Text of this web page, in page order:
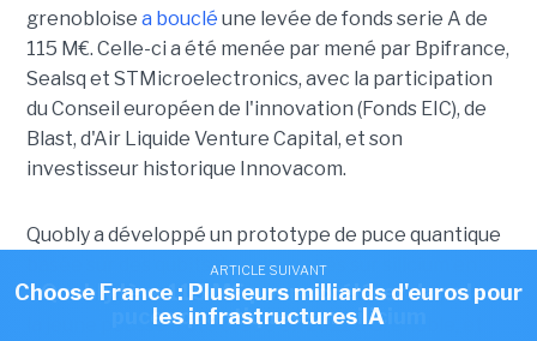
ARTICLE SUIVANT
Quobly lève 115 M€ pour accélérer dans les
puces quantiques sur silicium
grenobloise a bouclé une levée de fonds serie A de
115 M€. Celle-ci a été menée par mené par Bpifrance,
Sealsq et STMicroelectronics, avec la participation
du Conseil européen de l'innovation (Fonds EIC), de
Blast, d'Air Liquide Venture Capital, et son
investisseur historique Innovacom.
Quobly a développé un prototype de puce quantique
basée sur des qubits de spin gravés sur silicium en
technologie FD-SOI 28 nm. Anciennement Siquance,
la jeune pousse a été créée en 2022 à Grenoble, et
ARTICLE SUIVANT
Choose France : Plusieurs milliards d'euros pour
les infrastructures IA